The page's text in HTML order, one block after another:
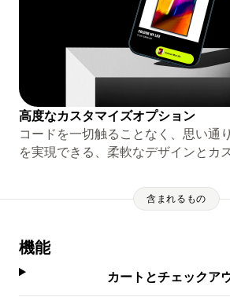
高度なカスタマイズオプション
コードを一切触ることなく、思い通
を実現できる、柔軟なデザインとカ
含まれるもの
機能
カートとチェックア